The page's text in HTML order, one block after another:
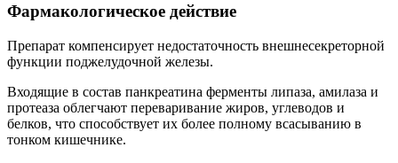
Фармакологическое действие
Препарат компенсирует недостаточность внешнесекреторной
функции поджелудочной железы.
Входящие в состав панкреатина ферменты липаза, амилаза и
протеаза облегчают переваривание жиров, углеводов и
белков, что способствует их более полному всасыванию в
тонком кишечнике.